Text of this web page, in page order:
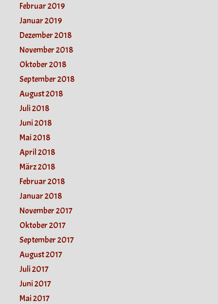
Februar 2019
Januar 2019
Dezember 2018
November 2018
Oktober 2018
September 2018
August 2018
Juli 2018
Juni 2018
Mai 2018
April 2018
März 2018
Februar 2018
Januar 2018
November 2017
Oktober 2017
September 2017
August 2017
Juli 2017
Juni 2017
Mai 2017